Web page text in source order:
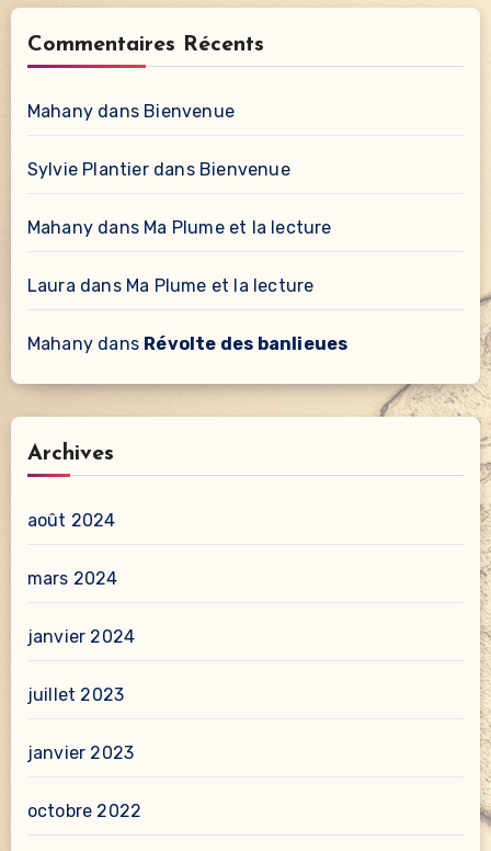
Commentaires Récents
Mahanydans Bienvenue
Sylvie Plantierdans Bienvenue
Mahanydans Ma Plume et la lecture
Laura dans Ma Plume et la lecture
Mahanydans Révolte des banlieues
Archives
août 2024
mars 2024
janvier 2024
juillet 2023
janvier 2023
octobre 2022